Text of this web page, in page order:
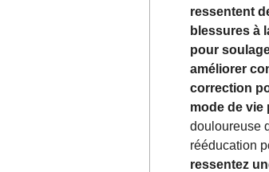
ressentent
blessures à
pour
améliorer
correction
mode de vie
douloureuse
rééducation
ressentez